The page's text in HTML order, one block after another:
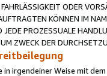
ODER
KÖNNEN IM
PROZESSUALE
ZWECK DER
irgendeiner Weise mit